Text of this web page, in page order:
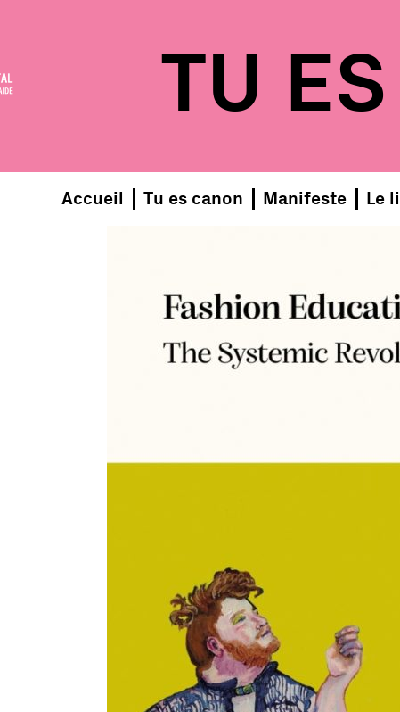
TU
Accueil Tu es canon Manifeste Le